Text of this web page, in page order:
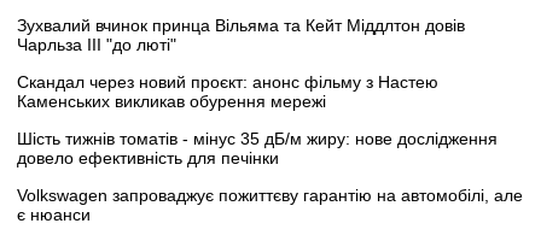
Зухвалий вчинок принца Вільяма та Кейт Міддлтон довів
Чарльза III "до люті"
Скандал через новий проєкт: анонс фільму з Настею
Каменських викликав обурення мережі
Шість тижнів томатів - мінус 35 дБ/м жиру: нове дослідження
довело ефективність для печінки
Volkswagen запроваджує пожиттєву гарантію на автомобілі, але
є нюанси